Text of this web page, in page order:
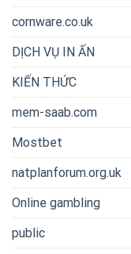
cornware.co.uk
DỊCH VỤ IN ẤN
KIẾN THỨC
mem-saab.com
Mostbet
natplanforum.org.uk
Online gambling
public